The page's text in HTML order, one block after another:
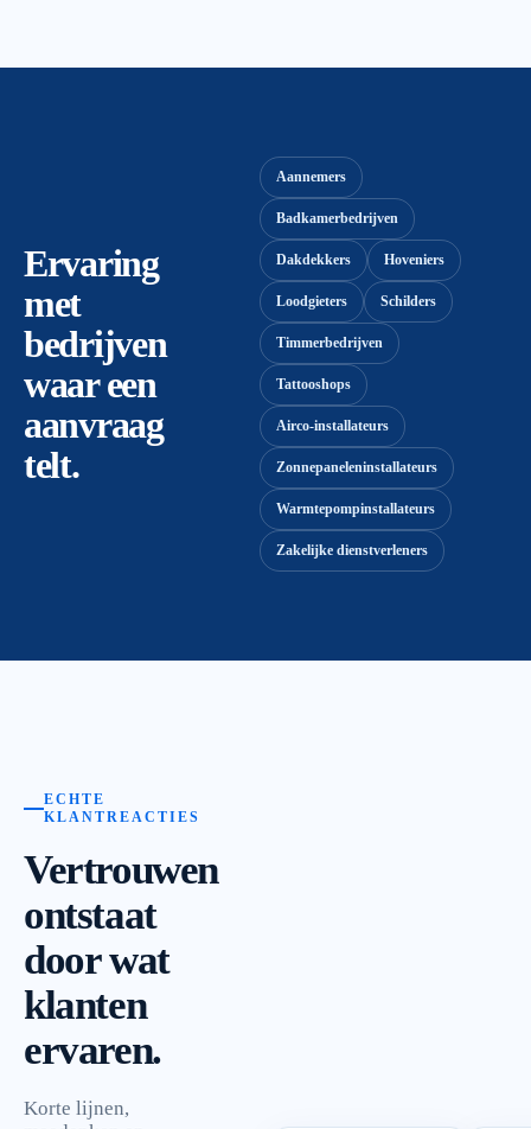
Ervaring
met
bedrijven
waar een
aanvraag
telt.
Aannemers
Badkamerbedrijven
Dakdekkers Hoveniers
Loodgieters Schilders
Timmerbedrijven
Tattooshops
Airco-installateurs
Zonnepaneleninstallateurs
Warmtepompinstallateurs
Zakelijke dienstverleners
ECHTE
KLANTREACTIES
Vertrouwen
ontstaat
door wat
klanten
ervaren.
Korte lijnen,